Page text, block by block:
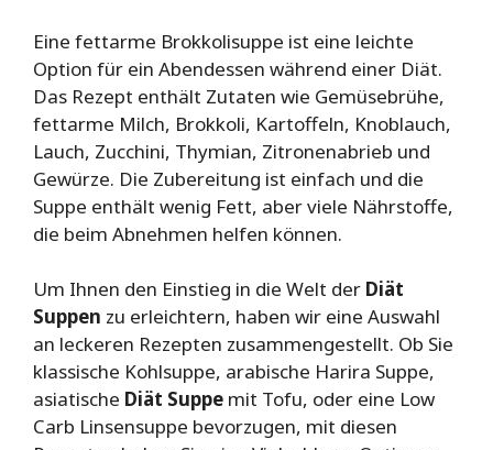
Eine fettarme Brokkolisuppe ist eine leichte
Option für ein Abendessen während einer Diät.
Das Rezept enthält Zutaten wie Gemüsebrühe,
fettarme Milch, Brokkoli, Kartoffeln, Knoblauch,
Lauch, Zucchini, Thymian, Zitronenabrieb und
Gewürze. Die Zubereitung ist einfach und die
Suppe enthält wenig Fett, aber viele Nährstoffe,
die beim Abnehmen helfen können.
Um Ihnen den Einstieg in die Welt der Diät
Suppen zu erleichtern, haben wir eine Auswahl
an leckeren Rezepten zusammengestellt. Ob Sie
klassische Kohlsuppe, arabische Harira Suppe,
asiatische Diät Suppe mit Tofu, oder eine Low
Carb Linsensuppe bevorzugen, mit diesen